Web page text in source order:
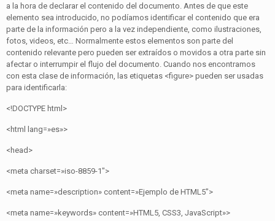
a la hora de declarar el contenido del documento. Antes de que este
elemento sea introducido, no podíamos identificar el contenido que era
parte de la información pero a la vez independiente, como ilustraciones,
fotos, videos, etc… Normalmente estos elementos son parte del
contenido relevante pero pueden ser extraídos o movidos a otra parte sin
afectar o interrumpir el flujo del documento. Cuando nos encontramos
con esta clase de información, las etiquetas <figure> pueden ser usadas
para identificarla:
<!DOCTYPE html>
<html lang=»es»>
<head>
<meta charset=»iso-8859-1″>
<meta name=»description» content=»Ejemplo de HTML5″>
<meta name=»keywords» content=»HTML5, CSS3, JavaScript»>